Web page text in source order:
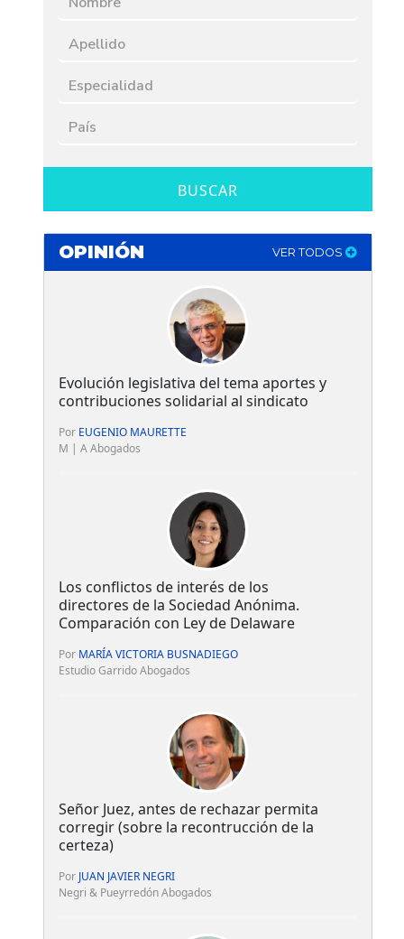
BUSCAR
OPINIÓN VER TODOS
Evolución legislativa del tema aportes y
contribuciones solidarial al sindicato
Por EUGENIO MAURETTE
M | A Abogados
Los conflictos de interés de los
directores de la Sociedad Anónima.
Comparación con Ley de Delaware
Por MARÍA VICTORIA BUSNADIEGO
Estudio Garrido Abogados
Señor Juez, antes de rechazar permita
corregir (sobre la recontrucción de la
certeza)
Por JUAN JAVIER NEGRI
Negri & Pueyrredón Abogados